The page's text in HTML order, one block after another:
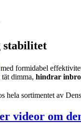
stabilitet
med formidabel
dimma, hindrar
hela sortimentet av
videor om